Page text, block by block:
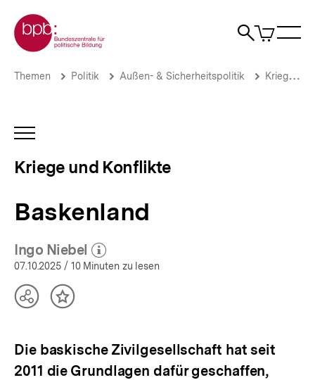
zum
Seiteninhalt
springen
Zur Startseite der bpb
Suche
Artikel
im
Baskenland
Konflikte
bpb.de
Brotkrümelnavigation
Pfadnavigation
Themen Politik Außen- & Sicherheitspolitik Kriege & Konflikte
INHALTSNAVIGATION
Kriege und Konflikte
Baskenland
Ingo Niebel
(Mehr zum Autor)
öffnen
07.10.2025 / 10 Minuten zu lesen
TeilenInhalt
Die baskische Zivilgesellschaft hat seit
2011 die Grundlagen dafür geschaffen,